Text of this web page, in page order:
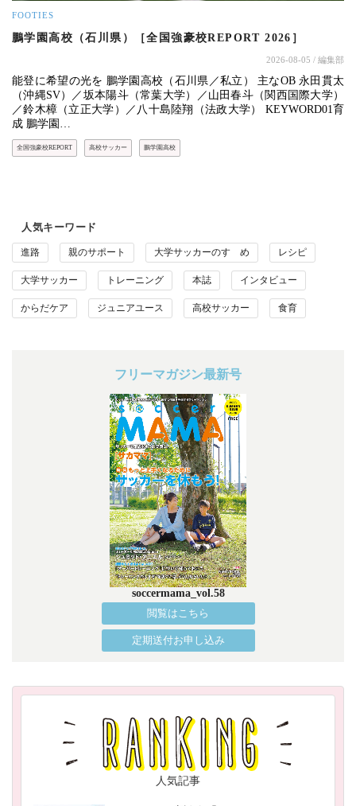
FOOTIES
鵬学園高校（石川県）［全国強豪校REPORT 2026］
2026-08-05 / 編集部
能登に希望の光を 鵬学園高校（石川県／私立） 主なOB 永田貫太
（沖縄SV）／坂本陽斗（常葉大学）／山田春斗（関西国際大学）
／鈴木樟（立正大学）／八十島陸翔（法政大学） KEYWORD01育
成 鵬学園…
全国強豪校REPORT 高校サッカー 鵬学園高校
人気キーワード
進路 親のサポート 大学サッカーのすゝめ レシピ
大学サッカー トレーニング 本誌 インタビュー
からだケア ジュニアユース 高校サッカー 食育
フリーマガジン最新号
soccermama_vol.58
閲覧はこちら
定期送付お申し込み
人気記事